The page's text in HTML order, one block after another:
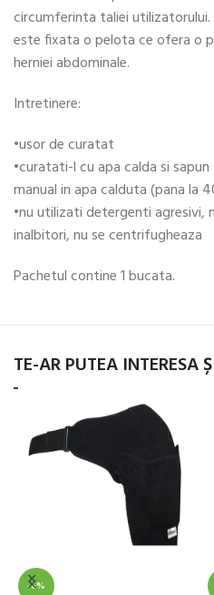
circumferinta taliei
este fixata o pelota ce ofera o
herniei abdominale.
Intretinere:
•usor de curatat
•curatati-l cu apa calda si
manual in apa calduta (pana la
•nu utilizati detergenti agresivi,
inalbitori, nu se centrifugheaza
Pachetul contine 1 bucata.
TE-AR PUTEA INTERESA
-6%